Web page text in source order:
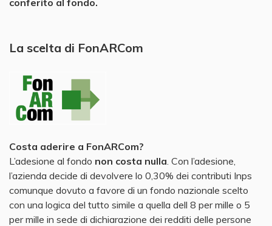
La scelta di FonARCom
Costa aderire a FonARCom?
L’adesione al fondo non costa nulla . Con l’adesione,
l’azienda decide di devolvere lo 0,30% dei contributi Inps
comunque dovuto a favore di un fondo nazionale scelto
con una logica del tutto simile a quella dell 8 per mille o 5
per mille in sede di dichiarazione dei redditi delle persone